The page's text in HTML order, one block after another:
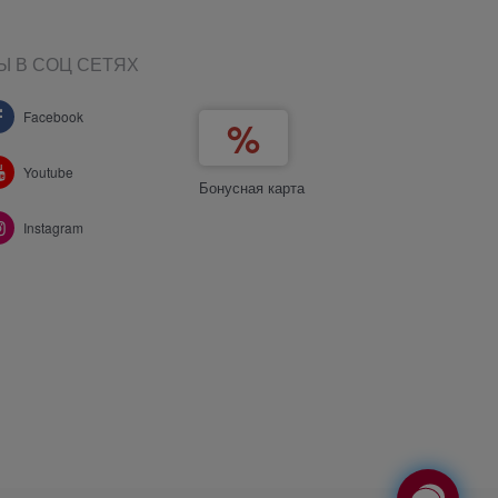
В СОЦ СЕТЯХ
Facebook
Youtube
Instagram
Бонусная карта